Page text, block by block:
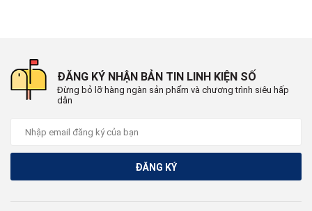
ĐĂNG KÝ NHẬN BẢN TIN LINH KIỆN SỐ
Đừng bỏ lỡ hàng ngàn sản phẩm và chương trình siêu hấp
dẫn
ĐĂNG KÝ